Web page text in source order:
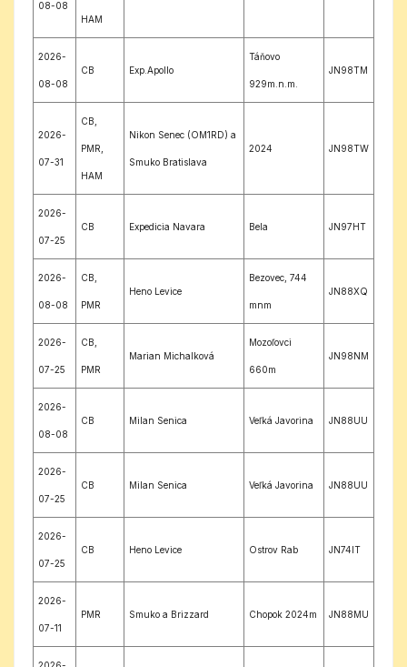
08-08
HAM
2026-
08-08
CB Exp.Apollo
Táňovo
929m.n.m.
JN98TM
2026-
07-31
CB,
PMR,
HAM
Nikon Senec (OM1RD) a
Smuko Bratislava
2024 JN98TW
2026-
07-25
CB Expedicia Navara Bela JN97HT
2026-
08-08
CB,
PMR
Heno Levice
Bezovec, 744
mnm
JN88XQ
2026-
07-25
CB,
PMR
Marian Michalková
Mozoľovci
660m
JN98NM
2026-
08-08
CB Milan Senica Veľká Javorina JN88UU
2026-
07-25
CB Milan Senica Veľká Javorina JN88UU
2026-
07-25
CB Heno Levice Ostrov Rab JN74IT
2026-
07-11
PMR Smuko a Brizzard Chopok 2024m JN88MU